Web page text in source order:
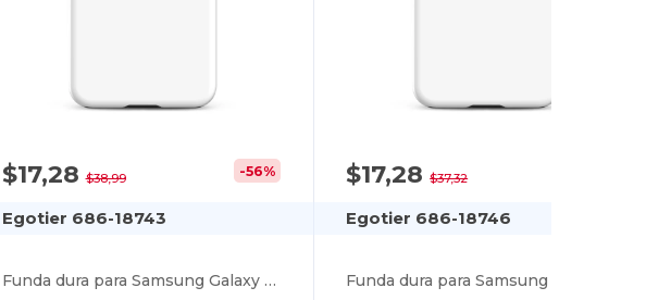
$17,28$38,99 -56%
Egotier 686-18743
Funda dura para Samsung Galaxy S24
$17,28$37,32
Egotier 686-18746